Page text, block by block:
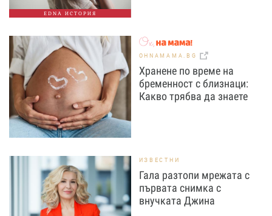
EDNA ИСТОРИЯ
OHNAMAMA.BG
Хранене по време на
бременност с близнаци:
Какво трябва да знаете
ИЗВЕСТНИ
Гала разтопи мрежата с
първата снимка с
внучката Джина